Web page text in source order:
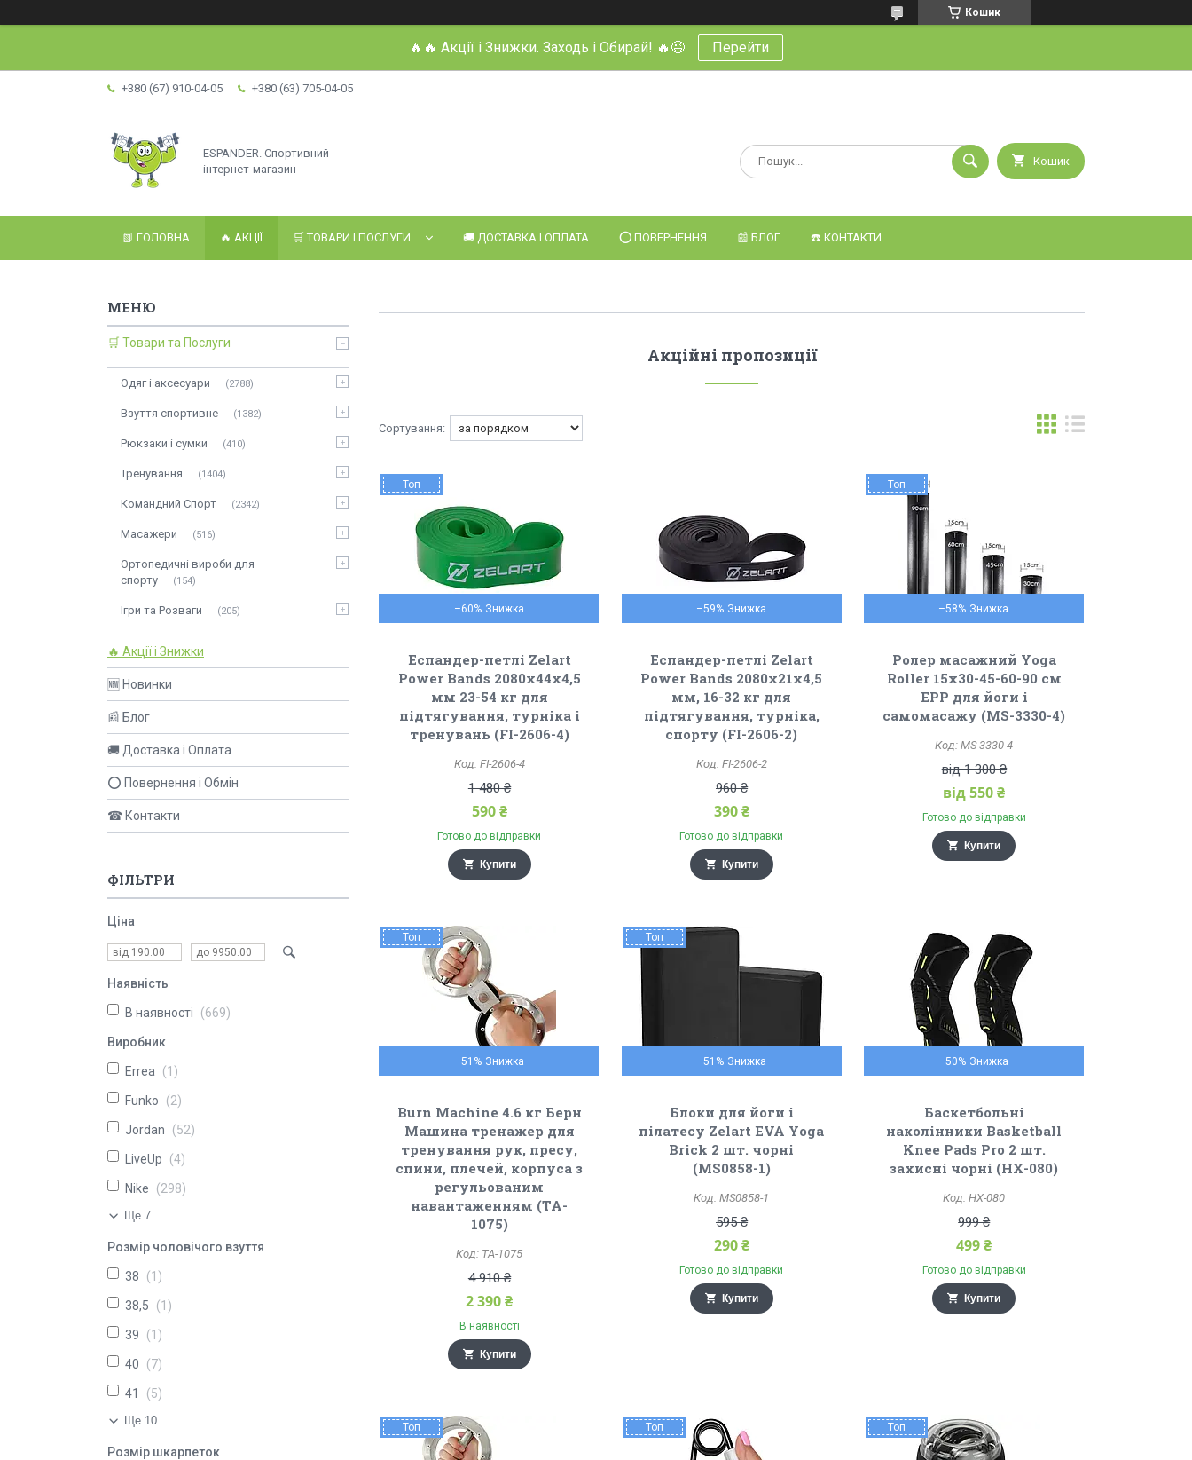
Кошик
🔥🔥 Акції і Знижки. Заходь і Обирай! 🔥😉 Перейти
+380 (67) 910-04-05 +380 (63) 705-04-05
ESPANDER. Спортивний
інтернет-магазин
Кошик
📗 ГОЛОВНА 🔥 АКЦІЇ 🛒 ТОВАРИ І ПОСЛУГИ 🚚 ДОСТАВКА І ОПЛАТА ⭕️ ПОВЕРНЕННЯ 📰 БЛОГ ☎️ КОНТАКТИ
Акційні пропозиції
Топ
–60%
Еспандер-петлі Zelart
Power Bands 2080x44x4,5
мм 23-54 кг для
підтягування, турніка і
тренувань (FI-2606-4)
FI-2606-4
1 480 ₴
590 ₴
Готово до відправки
Купити
–59%
Еспандер-петлі Zelart
Power Bands 2080x21x4,5
мм, 16-32 кг для
підтягування, турніка,
спорту (FI-2606-2)
FI-2606-2
960 ₴
390 ₴
Готово до відправки
Купити
Топ
–58%
Ролер масажний Yoga
Roller 15x30-45-60-90 см
EPP для йоги і
самомасажу (MS-3330-4)
MS-3330-4
від 1 300 ₴
від 550 ₴
Готово до відправки
Купити
Топ
–51%
Burn Machine 4.6 кг Берн
Машина тренажер для
тренування рук, пресу,
спини, плечей, корпуса з
регульованим
навантаженням (TA-
1075)
TA-1075
4 910 ₴
2 390 ₴
В наявності
Купити
Топ
–51%
Блоки для йоги і
пілатесу Zelart EVA Yoga
Brick 2 шт. чорні
(MS0858-1)
MS0858-1
595 ₴
290 ₴
Готово до відправки
Купити
–50%
Баскетбольні
наколінники Basketball
Knee Pads Pro 2 шт.
захисні чорні (HX-080)
HX-080
999 ₴
499 ₴
Готово до відправки
Купити
Топ Топ Топ
🛒 Товари та Послуги
Одяг і аксесуари 2788
Взуття спортивне 1382
Рюкзаки і сумки 410
Тренування 1404
Командний Спорт 2342
Масажери 516
Ортопедичні вироби для
спорту
154
Ігри та Розваги 205
🔥 Акції і Знижки
🆕 Новинки
📰 Блог
🚚 Доставка і Оплата
⭕ Повернення і Обмін
☎ Контакти
ФІЛЬТРИ
Ціна
Наявність
В наявності 669
Виробник
Errea 1
Funko 2
Jordan 52
LiveUp 4
Nike 298
Ще 7
Розмір чоловічого взуття
38 1
38,5 1
39 1
40 7
41 5
Ще 10
Розмір шкарпеток